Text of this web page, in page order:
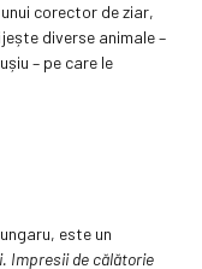
corector de ziar,
diverse animale –
– pe care le
este un
Impresii de călătorie